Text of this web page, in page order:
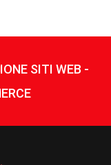
SITI WEB -